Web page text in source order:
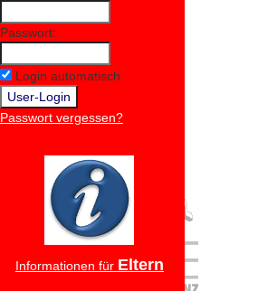
Passwort:
Login automatisch
Passwort vergessen?
Informationen für Eltern